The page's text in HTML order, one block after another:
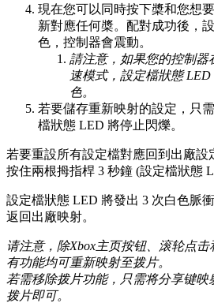
現在您可以同時按下槳和您想
新對應任何槳。配對成功後，
色，控制器會震動。
請注意，如果您的控制器
速模式，設定檔狀態
色。
若要儲存重新映射的設定，只
檔狀態 LED 將停止閃爍。
若要重設所有設定檔對應回到出廠設
按住兩根拇指桿 3 秒鐘 (設定檔狀態
設定檔狀態 LED 將發出 3 次白色脈
返回出廠映射。
请注意，除Xbox主页按钮、滚轮点
有功能均可重新映射至拨片。
若需移除拨片功能，只需将分享键
拨片即可。